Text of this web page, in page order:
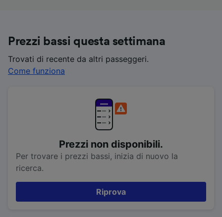
Prezzi bassi questa settimana
Trovati di recente da altri passeggeri.
Come funziona
Prezzi non disponibili.
Per trovare i prezzi bassi, inizia di nuovo la
ricerca.
Riprova